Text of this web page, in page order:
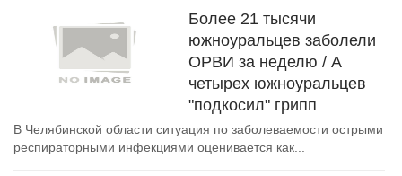
Более 21 тысячи
южноуральцев заболели
ОРВИ за неделю / А
четырех южноуральцев
"подкосил" грипп
В Челябинской области ситуация по заболеваемости острыми
респираторными инфекциями оценивается как...